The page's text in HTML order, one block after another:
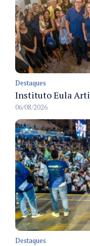
Destaques
06/08/2026
Destaques